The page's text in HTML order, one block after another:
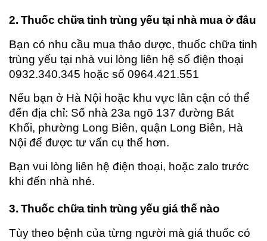
2. Thuốc chữa tinh trùng yếu tại nhà mua ở đâu
Bạn có nhu cầu mua thảo dược, thuốc chữa tinh
trùng yếu tại nhà vui lòng liên hệ số điện thoại
0932.340.345 hoặc số 0964.421.551
Nếu bạn ở Hà Nội hoặc khu vực lân cận có thể
đến địa chỉ: Số nhà 23a ngõ 137 đường Bát
Khối, phường Long Biên, quận Long Biên, Hà
Nội để được tư vấn cụ thể hơn.
Bạn vui lòng liên hệ điện thoại, hoặc zalo trước
khi đến nhà nhé.
3. Thuốc chữa tinh trùng yếu giá thế nào
Tùy theo bệnh của từng người mà giá thuốc có